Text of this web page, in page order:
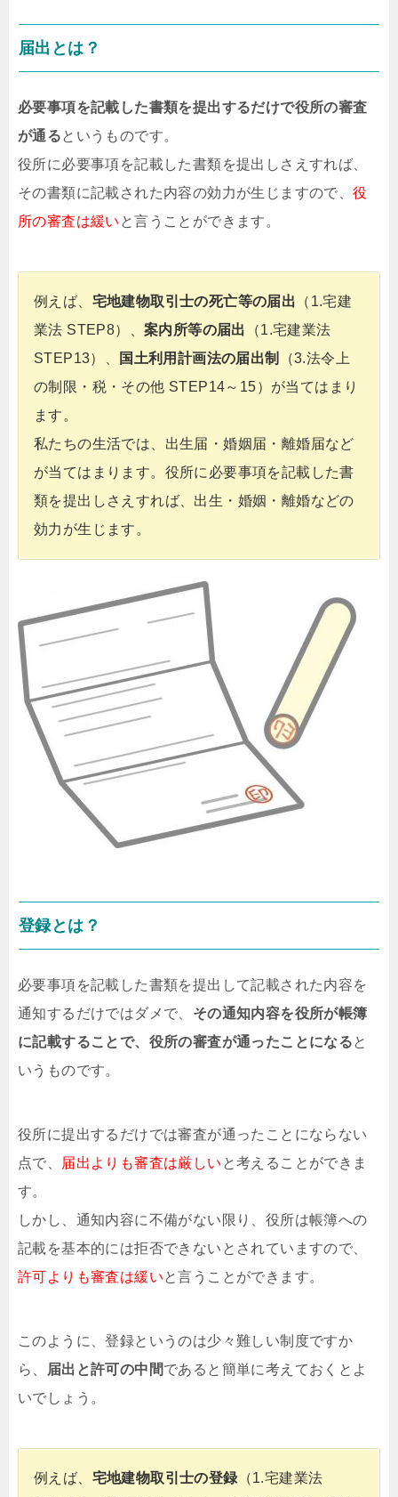
届出とは？
必要事項を記載した書類を提出するだけで役所の審査
が通るというものです。
役所に必要事項を記載した書類を提出しさえすれば、
その書類に記載された内容の効力が生じますので、役
所の審査は緩い と言うことができます。
例えば、 宅地建物取引士の死亡等の届出 （1.宅建
業法 STEP8）、 案内所等の届出
（1.宅建業法
STEP13）、
国土利用計画法の届出制
（3.法令上
の制限・税・その他 STEP14～15）が当てはまり
ます。
私たちの生活では、出生届・婚姻届・離婚届など
が当てはまります。役所に必要事項を記載した書
類を提出しさえすれば、出生・婚姻・離婚などの
効力が生じます。
登録とは？
必要事項を記載した書類を提出して記載された内容を
通知するだけではダメで、 その通知内容を役所が帳簿
に記載することで、役所の審査が通ったことになると
いうものです。
役所に提出するだけでは審査が通ったことにならない
点で、
届出よりも審査は厳しい と考えることができま
す。
しかし、通知内容に不備がない限り、役所は帳簿への
記載を基本的には拒否できないとされていますので、
許可よりも審査は緩いと言うことができます。
このように、登録というのは少々難しい制度ですか
ら、
届出と許可の中間であると簡単に考えておくとよ
いでしょう。
例えば、 宅地建物取引士の登録 （1.宅建業法